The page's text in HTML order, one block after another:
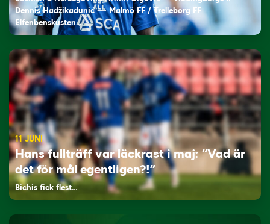
Dennis Hadžikadunić — Malmö FF / Trelleborg FF
Elfenbenskusten…
11 JUNI
Hans fullträff var läckrast i maj: “Vad är
det för mål egentligen?!”
Bichis fick flest…